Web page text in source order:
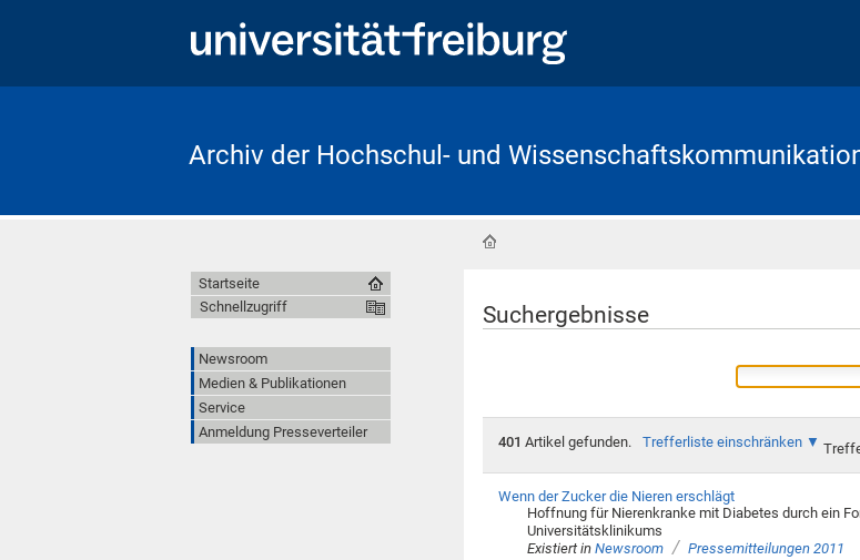
Archiv der Hochschul- und
Suchergebnisse
401 Artikel gefunden. Trefferliste einschränken
Wenn der Zucker die Nieren erschlägt
Hoffnung für Nierenkranke mit Diabetes durch ein
Universitätsklinikums
Existiert in Newsroom / Pressemitteilungen 2011
Startseite
Schnellzugriff
Newsroom
Medien & Publikationen
Service
Anmeldung Presseverteiler